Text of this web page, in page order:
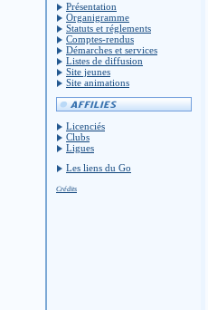
Présentation
Organigramme
Statuts et réglements
Comptes-rendus
Démarches et services
Listes de diffusion
Site jeunes
Site animations
Licenciés
Clubs
Ligues
Les liens du Go
Crédits